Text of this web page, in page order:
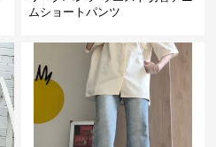
ムショートパンツ